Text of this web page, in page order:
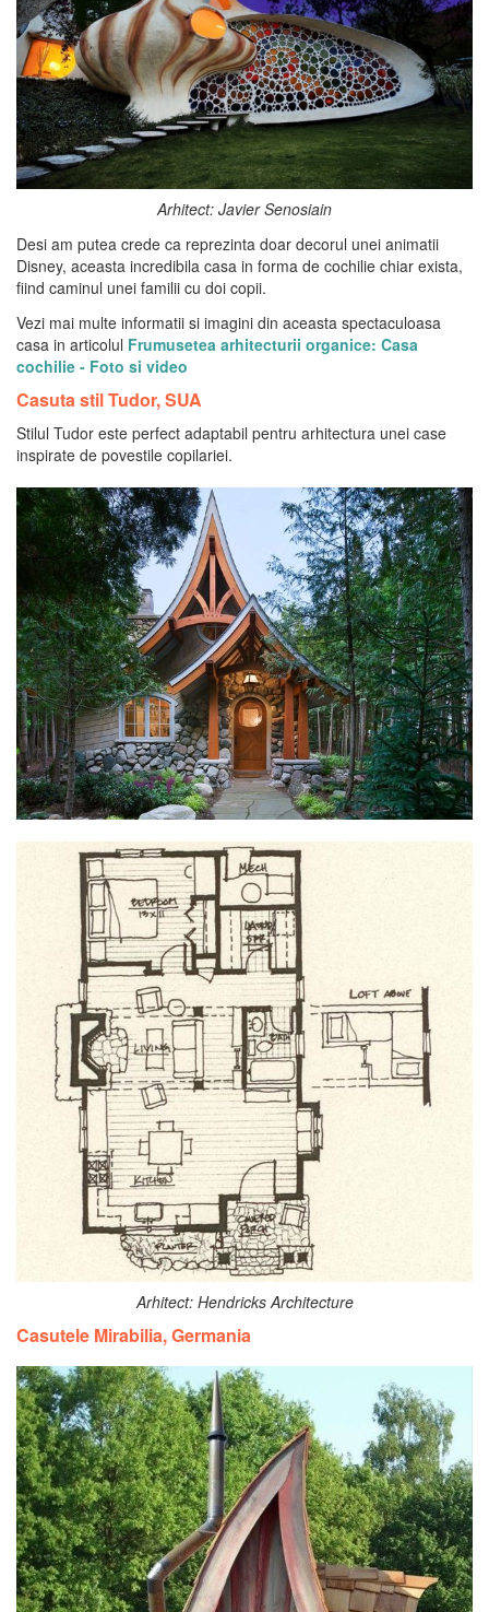
Arhitect: Javier Senosiain
Desi am putea crede ca reprezinta doar decorul unei animatii
Disney, aceasta incredibila casa in forma de cochilie chiar exista,
fiind caminul unei familii cu doi copii.
Vezi mai multe informatii si imagini din aceasta spectaculoasa
casa in articolul Frumusetea arhitecturii organice: Casa
cochilie - Foto si video
Casuta stil Tudor, SUA
Stilul Tudor este perfect adaptabil pentru arhitectura unei case
inspirate de povestile copilariei.
Arhitect: Hendricks Architecture
Casutele Mirabilia, Germania